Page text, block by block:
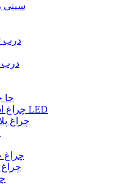
سینی
درب
درب
جا
چراغ استپ سوم LED
چراغ